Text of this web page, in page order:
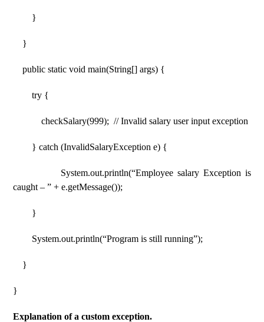
}
}
public static void main(String[] args) {
try {
checkSalary(999); // Invalid salary user input exception
} catch (InvalidSalaryException e) {
System.out.println(“Employee salary Exception is
caught – ” + e.getMessage());
}
System.out.println(“Program is still running”);
}
}
Explanation of a custom exception.